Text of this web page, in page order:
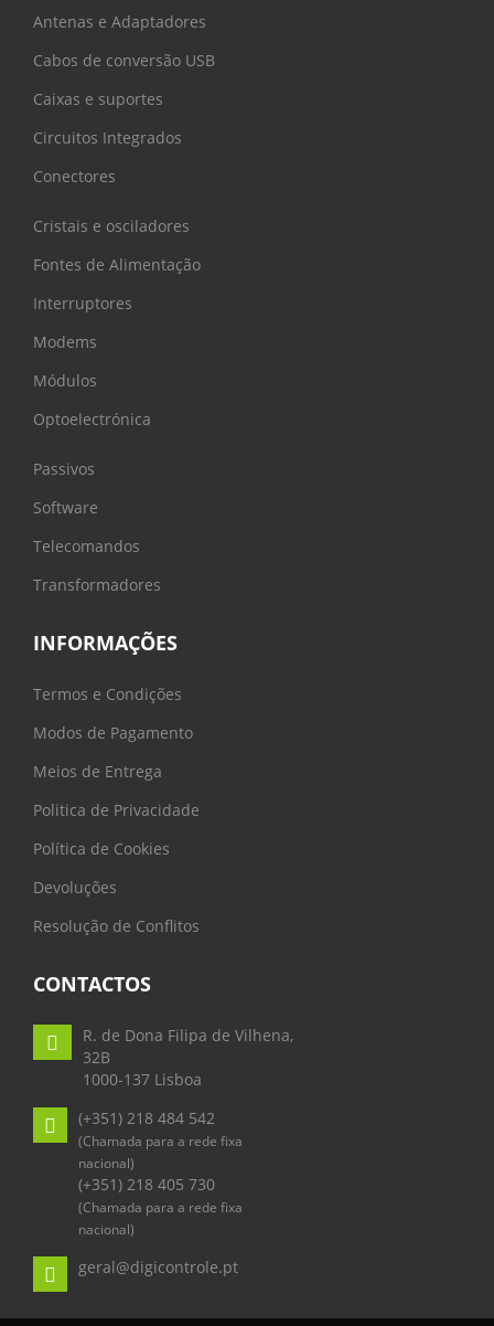
Antenas e Adaptadores
Cabos de conversão USB
Caixas e suportes
Circuitos Integrados
Conectores
Cristais e osciladores
Fontes de Alimentação
Interruptores
Modems
Módulos
Optoelectrónica
Passivos
Software
Telecomandos
Transformadores
INFORMAÇÕES
Termos e Condições
Modos de Pagamento
Meios de Entrega
Politica de Privacidade
Política de Cookies
Devoluções
Resolução de Conflitos
CONTACTOS
R. de Dona Filipa de Vilhena,
32B
1000-137 Lisboa
(+351) 218 484 542
(Chamada para a rede fixa
nacional)
(+351) 218 405 730
(Chamada para a rede fixa
nacional)
geral@digicontrole.pt